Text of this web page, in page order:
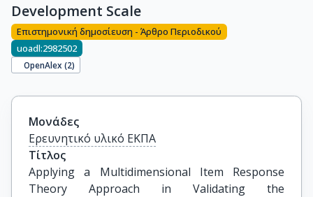
Development Scale
Επιστημονική δημοσίευση - Άρθρο Περιοδικού
uoadl:2982502
OpenAlex (2)
Μονάδες
Ερευνητικό υλικό ΕΚΠΑ
Τίτλος
Applying a Multidimensional Item Response
Theory Approach in Validating the